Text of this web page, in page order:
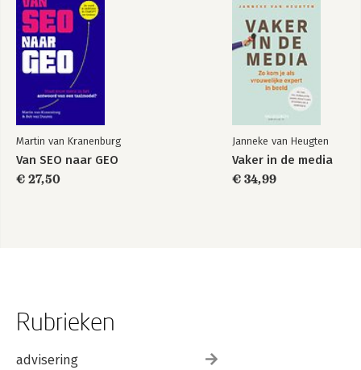
Martin van Kranenburg
Van SEO naar GEO
€ 27,50
Janneke van Heugten
Vaker in de media
€ 34,99
Rubrieken
advisering